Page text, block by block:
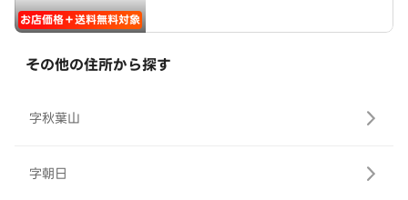
お店価格＋送料無料対象
その他の住所から探す
字秋葉山
字朝日